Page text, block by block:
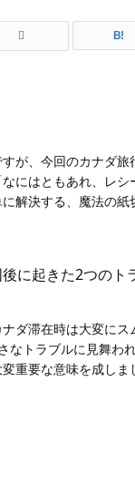
B!
が、今回のカナダ旅
にはともあれ、レシ
解決する、魔法の紙
に起きた2つのト
ダ滞在時は大変にス
なトラブルに見舞わ
重要な意味を成し